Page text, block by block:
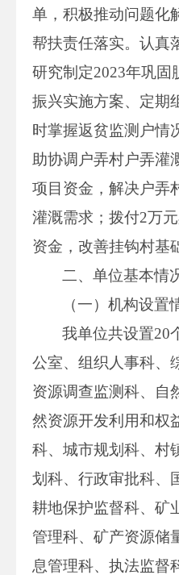
单，积极推动问题化
帮扶责任落实。认真
研究制定2023年巩固
振兴实施方案、定期
时掌握返贫监测户情
助协调户弄村户弄灌
项目资金，解决户弄
灌溉需求；拨付2万
资金，改善挂钩村基
二、单位基本情
（一）机构设置
我单位共设置20
公室、组织人事科、
资源调查监测科、自
然资源开发利用和权
科、城市规划科、村
划科、行政审批科、
耕地保护监督科、矿
管理科、矿产资源储
息管理科、执法监督